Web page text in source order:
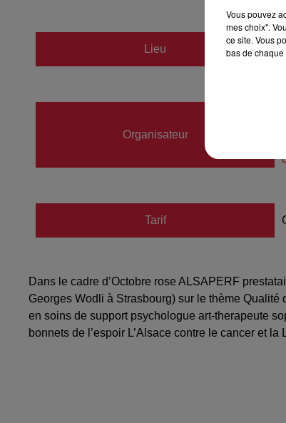
Lieu
Organisateur
Tarif
Dans le cadre d’Octobre rose ALSAPERF
Georges Wodli à Strasbourg) sur le thème
en soins de support psychologue art-therapeute
bonnets de l’espoir L’Alsace contre le cancer et la
Vous pouvez
mes choix".
ce site. Vous
bas de chaque